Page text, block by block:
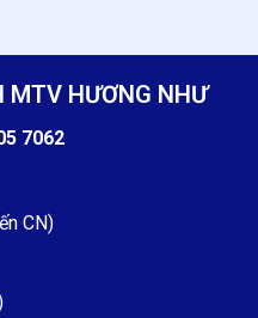
MTV HƯƠNG NHƯ
7062
CN)